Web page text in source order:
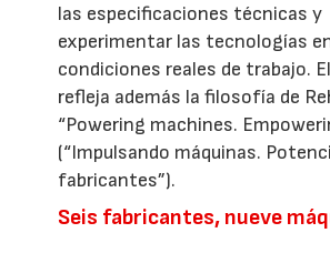
las especificaciones técnicas y
experimentar las tecnologías
condiciones reales de trabajo.
refleja además la filosofía de
“Powering machines.
(“Impulsando máquinas.
fabricantes”).
Seis fabricantes, nueve